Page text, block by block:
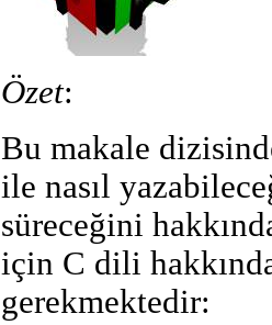
Özet:
Bu makale
ile nasıl
süreceğini
için C dili
gerekmektedir: